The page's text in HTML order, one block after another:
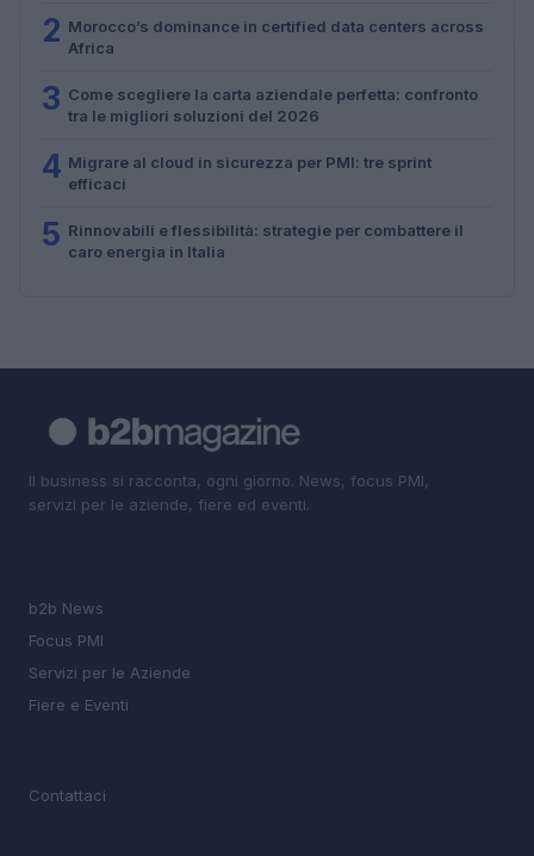
2 Morocco’s dominance in certified data centers across
Africa
3 Come scegliere la carta aziendale perfetta: confronto
tra le migliori soluzioni del 2026
4 Migrare al cloud in sicurezza per PMI: tre sprint
efficaci
5 Rinnovabili e flessibilità: strategie per combattere il
caro energia in Italia
Il business si racconta, ogni giorno. News, focus PMI,
servizi per le aziende, fiere ed eventi.
b2b News
Focus PMI
Servizi per le Aziende
Fiere e Eventi
Contattaci